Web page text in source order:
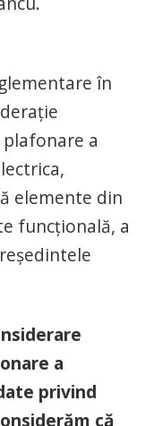
în
a
elemente din
funcţională, a
a
privind
că